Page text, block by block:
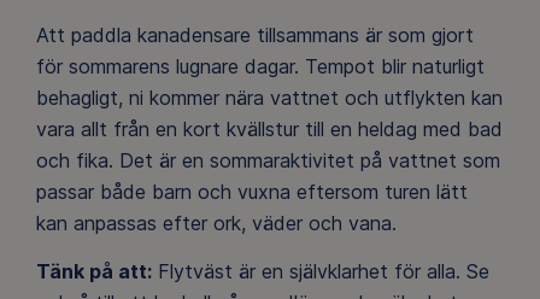
Att paddla kanadensare tillsammans är som gjort
för sommarens lugnare dagar. Tempot blir naturligt
behagligt, ni kommer nära vattnet och utflykten kan
vara allt från en kort kvällstur till en heldag med bad
och fika. Det är en sommaraktivitet på vattnet som
passar både barn och vuxna eftersom turen lätt
kan anpassas efter ork, väder och vana.
Tänk på att: Flytväst är en självklarhet för alla. Se